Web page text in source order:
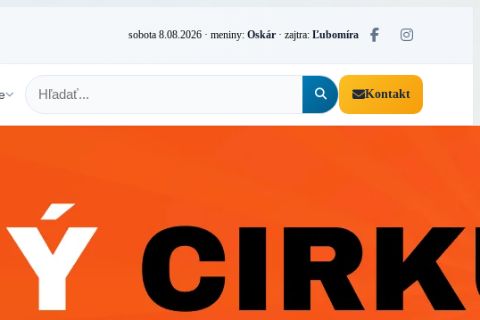
sobota 8.08.2026 · meniny: Oskár · zajtra: Ľubomíra
Kontakt